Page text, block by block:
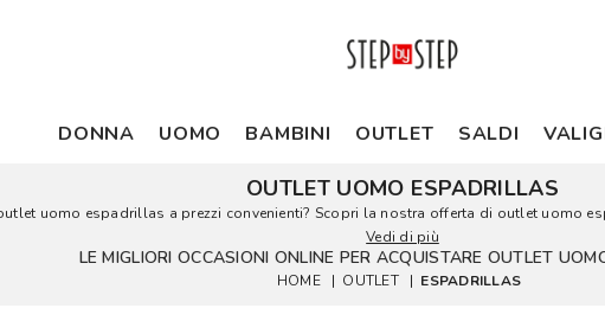
DONNA UOMO BAMBINI OUTLET SALDI
OUTLET UOMO ESPADRILLAS
uomo espadrillas a prezzi convenienti? Scopri la nostra offerta di outlet uomo
Vedi di più
LE MIGLIORI OCCASIONI ONLINE PER ACQUISTARE OUTLET
HOME | OUTLET | ESPADRILLAS